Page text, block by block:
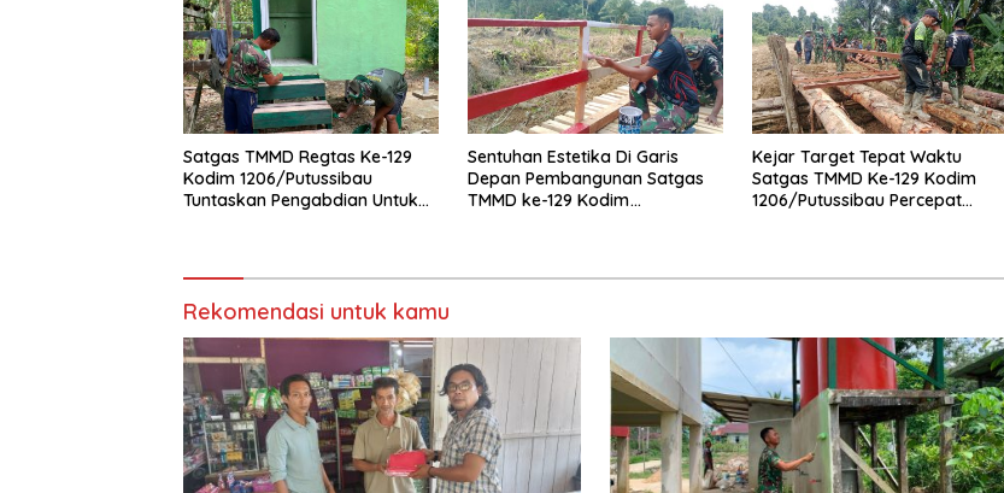
Satgas TMMD Regtas Ke-129
Kodim 1206/Putussibau
Tuntaskan Pengabdian Untuk
Sentuhan Estetika Di Garis
Depan Pembangunan Satgas
TMMD ke-129 Kodim
Kejar Target Tepat Waktu
Satgas TMMD Ke-129 Kodim
1206/Putussibau Percepat
Rekomendasi untuk kamu